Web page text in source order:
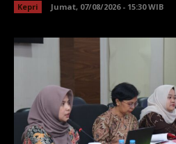
Kepri Jumat, 07/08/2026 - 15:30 WIB